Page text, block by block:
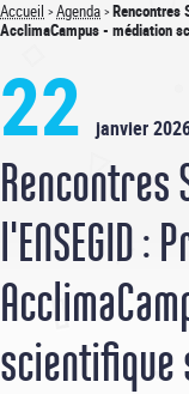
Fil
d'Ariane
Accueil Agenda Rencontres
AcclimaCampus - médiation
22 janvier
Rencontres
l'ENSEGID
scientifique